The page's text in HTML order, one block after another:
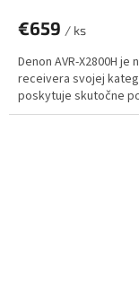
€659 / ks
Denon AVR-X2800H
receivera svojej
poskytuje skutočne